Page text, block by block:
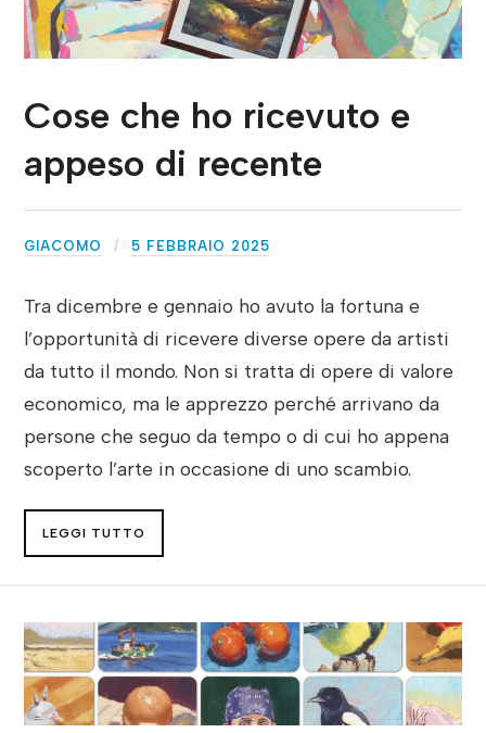
Cose che ho ricevuto e
appeso di recente
GIACOMO 5 FEBBRAIO 2025
Tra dicembre e gennaio ho avuto la fortuna e
l’opportunità di ricevere diverse opere da artisti
da tutto il mondo. Non si tratta di opere di valore
economico, ma le apprezzo perché arrivano da
persone che seguo da tempo o di cui ho appena
scoperto l’arte in occasione di uno scambio.
LEGGI TUTTO